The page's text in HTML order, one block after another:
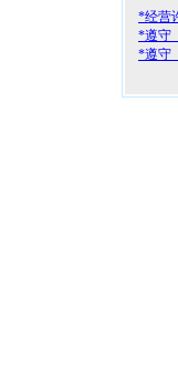
*经营
*遵守
*遵守